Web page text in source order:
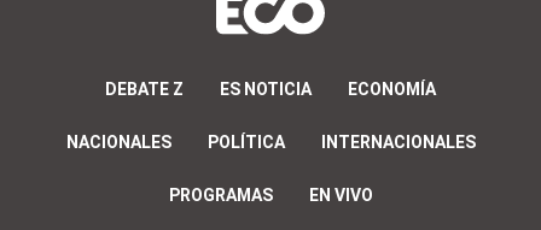
DEBATE Z ES NOTICIA ECONOMÍA
NACIONALES POLÍTICA INTERNACIONALES
PROGRAMAS EN VIVO